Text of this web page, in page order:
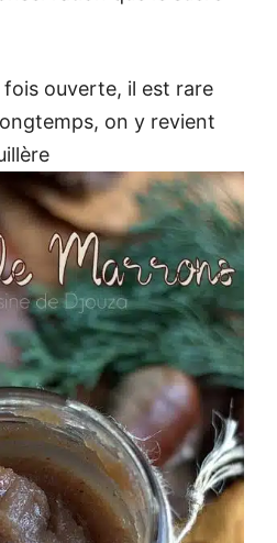
ouverte, il est rare
on y revient